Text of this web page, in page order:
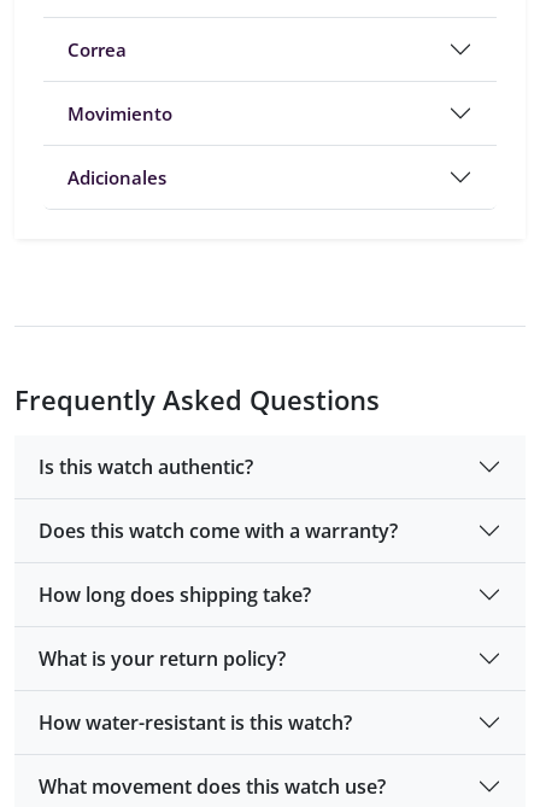
Correa
Movimiento
Adicionales
Frequently Asked Questions
Is this watch authentic?
Does this watch come with a warranty?
How long does shipping take?
What is your return policy?
How water-resistant is this watch?
What movement does this watch use?